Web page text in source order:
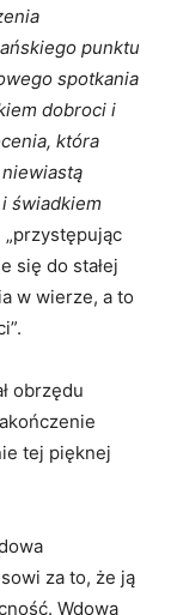
punktu
spotkania
dobroci i
która
świadkiem
„przystępując
się do stałej
w wierze, a to
obrzędu
tej pięknej
za to, że ją
Wdowa